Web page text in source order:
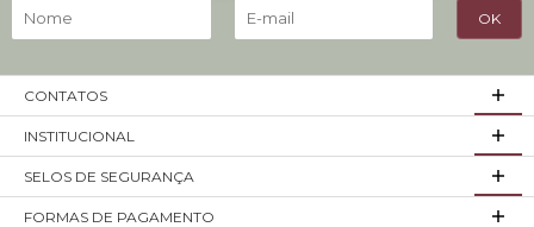
CONTATOS
INSTITUCIONAL
SELOS DE SEGURANÇA
FORMAS DE PAGAMENTO